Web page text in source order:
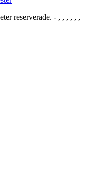
reserverade. - , , , , , ,